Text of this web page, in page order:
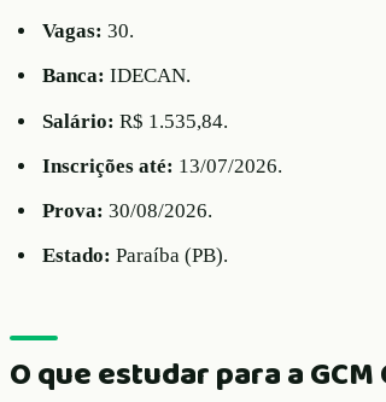
Vagas: 30.
Banca: IDECAN.
Salário: R$ 1.535,84.
Inscrições até: 13/07/2026.
Prova: 30/08/2026.
Estado: Paraíba (PB).
O que estudar para a